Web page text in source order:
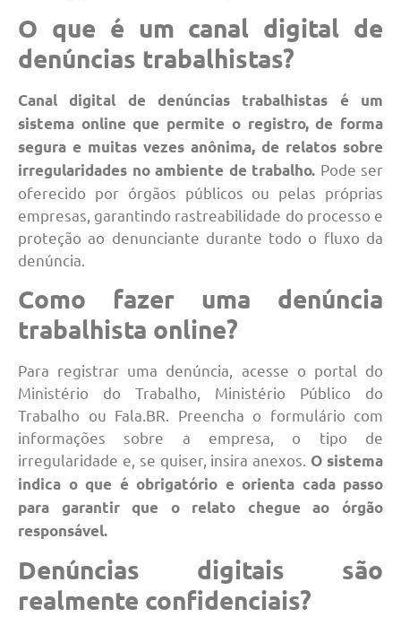
O que é um canal digital de
denúncias trabalhistas?
Canal digital de denúncias trabalhistas é um
sistema online que permite o registro, de forma
segura e muitas vezes anônima, de relatos sobre
irregularidades no ambiente de trabalho. Pode ser
oferecido por órgãos públicos ou pelas próprias
empresas, garantindo rastreabilidade do processo e
proteção ao denunciante durante todo o fluxo da
denúncia.
Como fazer uma denúncia
trabalhista online?
Para registrar uma denúncia, acesse o portal do
Ministério do Trabalho, Ministério Público do
Trabalho ou Fala.BR. Preencha o formulário com
informações sobre a empresa, o tipo de
irregularidade e, se quiser, insira anexos. O sistema
indica o que é obrigatório e orienta cada passo
para garantir que o relato chegue ao órgão
responsável.
Denúncias digitais são
realmente confidenciais?